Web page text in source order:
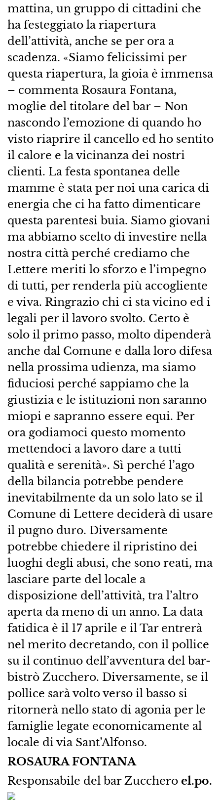
mattina, un gruppo di cittadini che
ha festeggiato la riapertura
dell’attività, anche se per ora a
scadenza. «Siamo felicissimi per
questa riapertura, la gioia è immensa
– commenta Rosaura Fontana,
moglie del titolare del bar – Non
nascondo l’emozione di quando ho
visto riaprire il cancello ed ho sentito
il calore e la vicinanza dei nostri
clienti. La festa spontanea delle
mamme è stata per noi una carica di
energia che ci ha fatto dimenticare
questa parentesi buia. Siamo giovani
ma abbiamo scelto di investire nella
nostra città perché crediamo che
Lettere meriti lo sforzo e l’impegno
di tutti, per renderla più accogliente
e viva. Ringrazio chi ci sta vicino ed i
legali per il lavoro svolto. Certo è
solo il primo passo, molto dipenderà
anche dal Comune e dalla loro difesa
nella prossima udienza, ma siamo
fiduciosi perché sappiamo che la
giustizia e le istituzioni non saranno
miopi e sapranno essere equi. Per
ora godiamoci questo momento
mettendoci a lavoro dare a tutti
qualità e serenità». Sì perché l’ago
della bilancia potrebbe pendere
inevitabilmente da un solo lato se il
Comune di Lettere deciderà di usare
il pugno duro. Diversamente
potrebbe chiedere il ripristino dei
luoghi degli abusi, che sono reati, ma
lasciare parte del locale a
disposizione dell’attività, tra l’altro
aperta da meno di un anno. La data
fatidica è il 17 aprile e il Tar entrerà
nel merito decretando, con il pollice
su il continuo dell’avventura del bar-
bistrò Zucchero. Diversamente, se il
pollice sarà volto verso il basso si
ritornerà nello stato di agonia per le
famiglie legate economicamente al
locale di via Sant’Alfonso.
ROSAURA FONTANA
Responsabile del bar Zucchero el.po.